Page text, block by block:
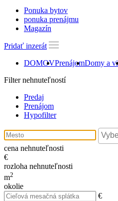
Ponuka bytov
ponuka prenájmu
Magazín
Pridať inzerát
DOMOVPrenájomDomy a
Filter nehnuteľností
Predaj
Prenájom
Hypofilter
cena nehnuteľnosti
€
rozloha nehnuteľnosti
m2
okolie
€